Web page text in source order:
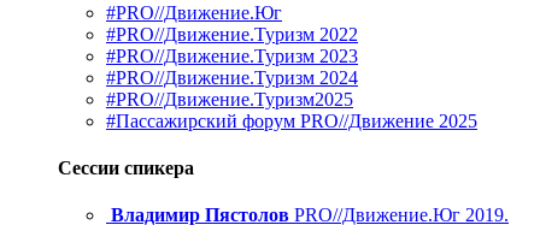
#PRO//Движение.Юг
#PRO//Движение.Туризм 2022
#PRO//Движение.Туризм 2023
#PRO//Движение.Туризм 2024
#PRO//Движение.Туризм2025
#Пассажирский форум PRO//Движение 2025
Сессии спикера
Владимир Пястолов PRO//Движение.Юг 2019.